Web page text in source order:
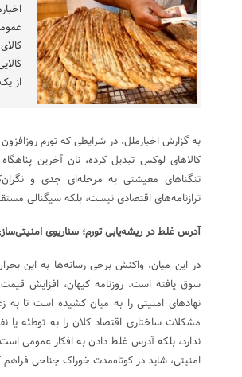
از
به گزارش اخبارملل، در شرایطی که تورم
کالا‌های لوکس تبدیل کرده، نان آخرین
تنگنا‌های معیشتی به مرحله‌ای جدی و
ترازنامه‌های اقتصادی نیست، بلکه سیگنالی
آدرس غلط در ریشه‌یابی تورم؛ سناریوی
در این میان، واکنش برخی رسانه‌ها به این
سوق یافته است. روزنامه کیهان، افزایش
نهاد‌های امنیتی را به میان کشیده است تا به
مشکلات ساختاری اقتصاد کلان را به توطئه یا
ندارد، بلکه آدرس غلط دادن به افکار عمومی
امنیتی، شاید در کوتاه‌مدت خوراک جناحی